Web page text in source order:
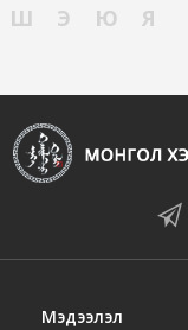
Ш
Э Ю Я
Мэдээлэл